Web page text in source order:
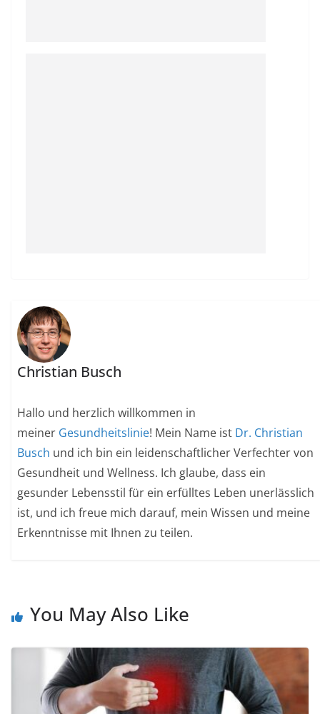
Christian Busch
Hallo und herzlich willkommen in
meiner Gesundheitslinie! Mein Name ist Dr. Christian
Busch und ich bin ein leidenschaftlicher Verfechter von
Gesundheit und Wellness. Ich glaube, dass ein
gesunder Lebensstil für ein erfülltes Leben unerlässlich
ist, und ich freue mich darauf, mein Wissen und meine
Erkenntnisse mit Ihnen zu teilen.
You May Also Like